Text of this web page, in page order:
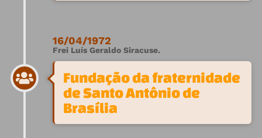
16/04/1972
Frei Luís Geraldo Siracuse.
Fundação da fraternidade
de Santo Antônio de
Brasília